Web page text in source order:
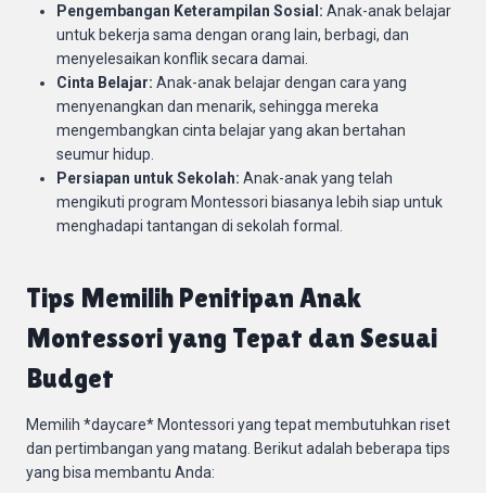
Pengembangan Keterampilan Sosial: Anak-anak belajar
untuk bekerja sama dengan orang lain, berbagi, dan
menyelesaikan konflik secara damai.
Cinta Belajar: Anak-anak belajar dengan cara yang
menyenangkan dan menarik, sehingga mereka
mengembangkan cinta belajar yang akan bertahan
seumur hidup.
Persiapan untuk Sekolah: Anak-anak yang telah
mengikuti program Montessori biasanya lebih siap untuk
menghadapi tantangan di sekolah formal.
Tips Memilih Penitipan Anak
Montessori yang Tepat dan Sesuai
Budget
Memilih *daycare* Montessori yang tepat membutuhkan riset
dan pertimbangan yang matang. Berikut adalah beberapa tips
yang bisa membantu Anda: